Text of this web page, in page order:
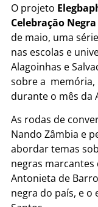
O projeto
Celebração Negra
de maio, uma
nas escolas e
Alagoinhas e
sobre a memória,
durante o mês da
As rodas de
Nando Zâmbia e
abordar temas
negras
Antonieta de
negra do país, e o